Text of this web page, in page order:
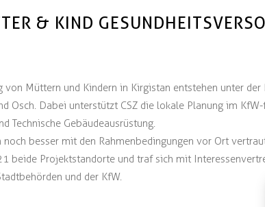
& KIND
von Müttern und Kindern in Kirgistan entstehen unter
Osch. Dabei unterstützt CSZ die lokale Planung im
Technische Gebäudeausrüstung.
besser mit den Rahmenbedingungen vor Ort
beide Projektstandorte und traf sich mit
und der KfW.